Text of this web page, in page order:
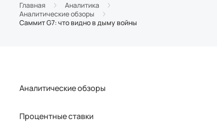
Инструменты
Главная
Аналитика
Аналитические обзоры
Саммит G7: что видно в дыму войны
Аналитические обзоры
Процентные ставки